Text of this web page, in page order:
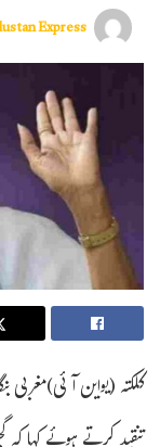
Express
کلکتہ (یواین